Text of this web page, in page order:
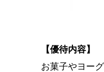
【優待内容】
お菓子やヨー